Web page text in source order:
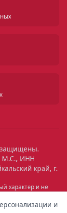
и
защищены.
М.С., ИНН
край, г.
характер и не
уточняйте
которое
влечет штрафы